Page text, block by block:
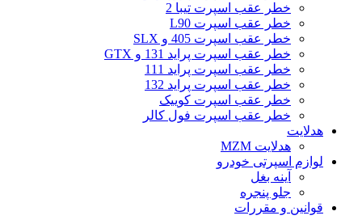
خطر عقب اسپرت تیبا 2
خطر عقب اسپرت L90
خطر عقب اسپرت 405 و SLX
خطر عقب اسپرت پراید 131 و GTX
خطر عقب اسپرت پراید 111
خطر عقب اسپرت پراید 132
خطر عقب اسپرت کوییک
خطر عقب اسپرت فول کالر
هدلایت
هدلایت MZM
لوازم اسپرتی خودرو
آینه بغل
جلو پنجره
قوانین و مقررات